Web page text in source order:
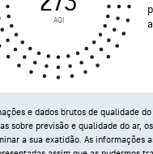
AQI
e dados brutos de qualidade
sobre previsão e qualidade do ar,
a sua exatidão. As informações